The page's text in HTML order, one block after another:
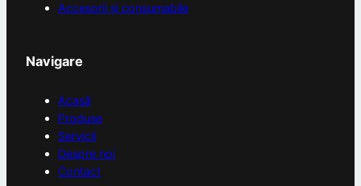
Accesorii și consumabile
Navigare
Acasă
Produse
Servicii
Despre noi
Contact